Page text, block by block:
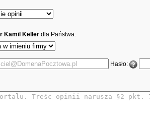
Kamil Keller dla Państwa:
Hasło: